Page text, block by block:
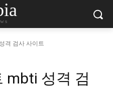
격 검사 사이트
mbti 성격 검